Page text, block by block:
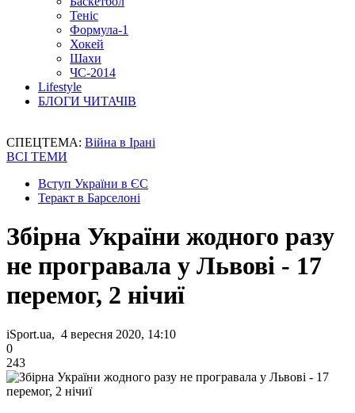
Теніс
Формула-1
Хокей
Шахи
ЧС-2014
Lifestyle
БЛОГИ ЧИТАЧІВ
СПЕЦТЕМА: Війна в Ірані
ВСІ ТЕМИ
Вступ України в ЄС
Теракт в Барселоні
Збірна України жодного разу
не програвала у Львові - 17
перемог, 2 нічиї
iSport.ua, 4 вересня 2020, 14:10
0
243